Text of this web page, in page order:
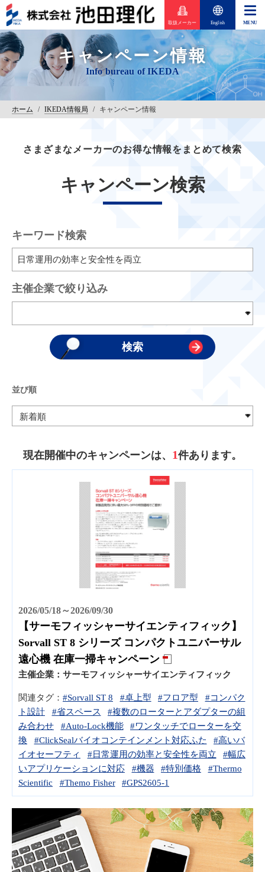
取扱メーカー English
キャンペーン情報
ホーム / IKEDA情報局 / キャンペーン情報
さまざまなメーカーのお得な情報をまとめて検索
キャンペーン検索
キーワード検索
主催企業で絞り込み
並び順
現在開催中のキャンペーンは、 1件あります。
2026/05/18～2026/09/30
【サーモフィッシャーサイエンティフィック】
Sorvall ST 8 シリーズ コンパクトユニバーサル
遠心機 在庫一掃キャンペーン
主催企業： サーモフィッシャーサイエンティフィック
関連タグ： #Sorvall ST 8 #卓上型 #フロア型
#コンパク
ト設計
#省スペース
#複数のローターとアダプターの組
み合わせ
#Auto-Lock機能
#ワンタッチでローターを交
換
#ClickSealバイオコンテインメント対応ふた
#高いバ
イオセーフティ
#日常運用の効率と安全性を両立
#幅広
いアプリケーションに対応
#機器 #特別価格
#Thermo
Scientific
#Themo Fisher #GPS2605-1